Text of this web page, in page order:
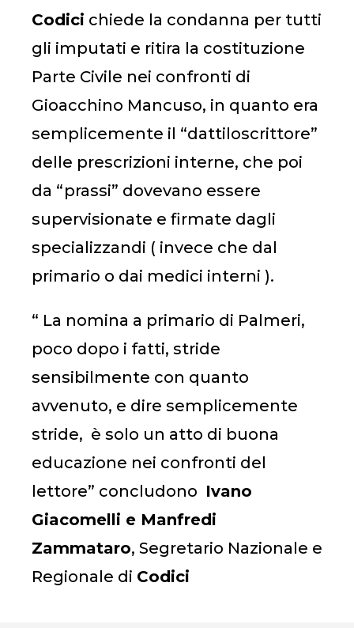
Codici chiede la condanna per tutti
gli imputati e ritira la costituzione
Parte Civile nei confronti di
Gioacchino Mancuso, in quanto era
semplicemente il “dattiloscrittore”
delle prescrizioni interne, che poi
da “prassi” dovevano essere
supervisionate e firmate dagli
specializzandi ( invece che dal
primario o dai medici interni ).
“ La nomina a primario di Palmeri,
poco dopo i fatti, stride
sensibilmente con quanto
avvenuto, e dire semplicemente
stride, è solo un atto di buona
educazione nei confronti del
lettore” concludono Ivano
Giacomelli e Manfredi
Zammataro, Segretario Nazionale e
Regionale di Codici